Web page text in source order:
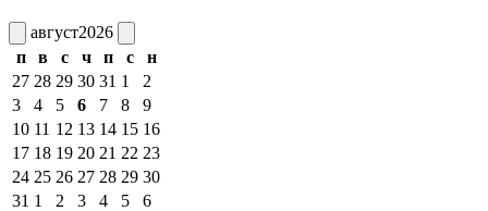
август2026
п
в с ч п с
н
27 28 29 30 31 1
2
3
4 5 6 7 8
9
10 11 12 13 14 15 16
17 18 19 20 21 22 23
24 25 26 27 28 29 30
31 1 2 3 4 5 6